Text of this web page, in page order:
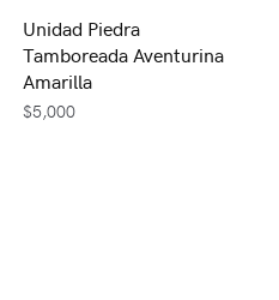
Unidad Piedra
Tamboreada Aventurina
Amarilla
$5,000